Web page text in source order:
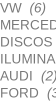
VW (6)
AUDI
FORD